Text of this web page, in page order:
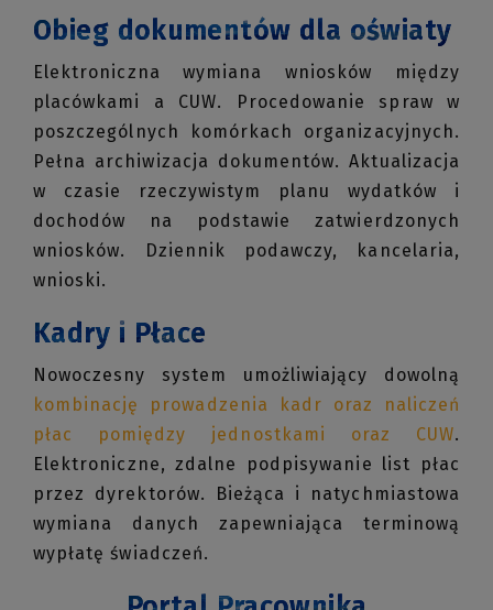
Obieg dokumentów dla oświaty
Elektroniczna wymiana wniosków między
placówkami a CUW. Procedowanie spraw w
poszczególnych komórkach organizacyjnych.
Pełna archiwizacja dokumentów. Aktualizacja
w czasie rzeczywistym planu wydatków i
dochodów na podstawie zatwierdzonych
wniosków.
Dziennik podawczy, kancelaria,
wnioski.
Kadry i Płace
Nowoczesny system umożliwiający dowolną
kombinację prowadzenia kadr oraz naliczeń
płac pomiędzy jednostkami oraz CUW.
Elektroniczne, zdalne podpisywanie list płac
przez dyrektorów. Bieżąca i natychmiastowa
wymiana danych zapewniająca terminową
wypłatę świadczeń.